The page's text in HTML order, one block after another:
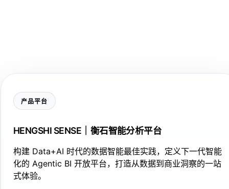
产品平台
HENGSHI SENSE｜衡石智能分析平台
构建 Data+AI 时代的数据智能最佳实践，定义下一代智能
化的 Agentic BI 开放平台，打造从数据到商业洞察的一站
式体验。